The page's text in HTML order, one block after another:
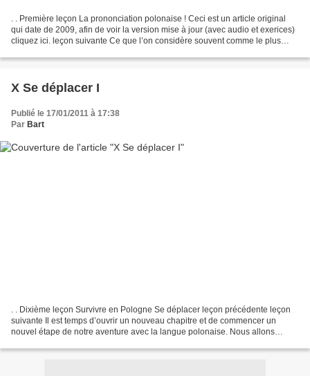
. . Première leçon La prononciation polonaise ! Ceci est un article original
qui date de 2009, afin de voir la version mise à jour (avec audio et exerices)
cliquez ici. leçon suivante Ce que l’on considère souvent comme le plus
X Se déplacer I
Publié le 17/01/2011 à 17:38
Par Bart
. . Dixième leçon Survivre en Pologne Se déplacer leçon précédente leçon
suivante Il est temps d’ouvrir un nouveau chapitre et de commencer un
nouvel étape de notre aventure avec la langue polonaise. Nous allons